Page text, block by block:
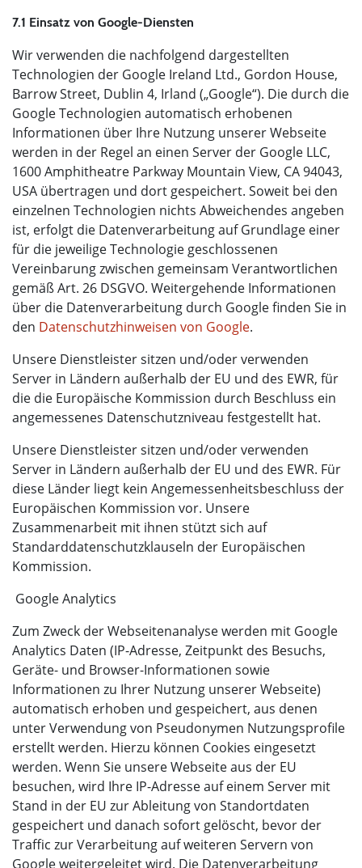
7.1 Einsatz von Google-Diensten
Wir verwenden die nachfolgend dargestellten
Technologien der Google Ireland Ltd., Gordon House,
Barrow Street, Dublin 4, Irland („Google“). Die durch die
Google Technologien automatisch erhobenen
Informationen über Ihre Nutzung unserer Webseite
werden in der Regel an einen Server der Google LLC,
1600 Amphitheatre Parkway Mountain View, CA 94043,
USA übertragen und dort gespeichert. Soweit bei den
einzelnen Technologien nichts Abweichendes angeben
ist, erfolgt die Datenverarbeitung auf Grundlage einer
für die jeweilige Technologie geschlossenen
Vereinbarung zwischen gemeinsam Verantwortlichen
gemäß Art. 26 DSGVO. Weitergehende Informationen
über die Datenverarbeitung durch Google finden Sie in
den Datenschutzhinweisen von Google.
Unsere Dienstleister sitzen und/oder verwenden
Server in Ländern außerhalb der EU und des EWR, für
die die Europäische Kommission durch Beschluss ein
angemessenes Datenschutzniveau festgestellt hat.
Unsere Dienstleister sitzen und/oder verwenden
Server in Ländern außerhalb der EU und des EWR. Für
diese Länder liegt kein Angemessenheitsbeschluss der
Europäischen Kommission vor. Unsere
Zusammenarbeit mit ihnen stützt sich auf
Standarddatenschutzklauseln der Europäischen
Kommission.
Google Analytics
Zum Zweck der Webseitenanalyse werden mit Google
Analytics Daten (IP-Adresse, Zeitpunkt des Besuchs,
Geräte- und Browser-Informationen sowie
Informationen zu Ihrer Nutzung unserer Webseite)
automatisch erhoben und gespeichert, aus denen
unter Verwendung von Pseudonymen Nutzungsprofile
erstellt werden. Hierzu können Cookies eingesetzt
werden. Wenn Sie unsere Webseite aus der EU
besuchen, wird Ihre IP-Adresse auf einem Server mit
Stand in der EU zur Ableitung von Standortdaten
gespeichert und danach sofort gelöscht, bevor der
Traffic zur Verarbeitung auf weiteren Servern von
Google weitergeleitet wird. Die Datenverarbeitung